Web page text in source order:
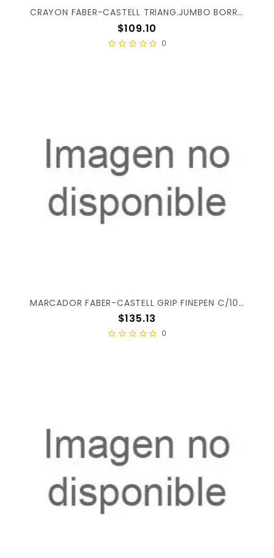
CRAYON FABER-CASTELL TRIANG.JUMBO BORRABLE C/24PZ 243024
Precio
$109.10
0
MARCADOR FABER-CASTELL GRIP FINEPEN C/10PZ 451410
Precio
$135.13
0